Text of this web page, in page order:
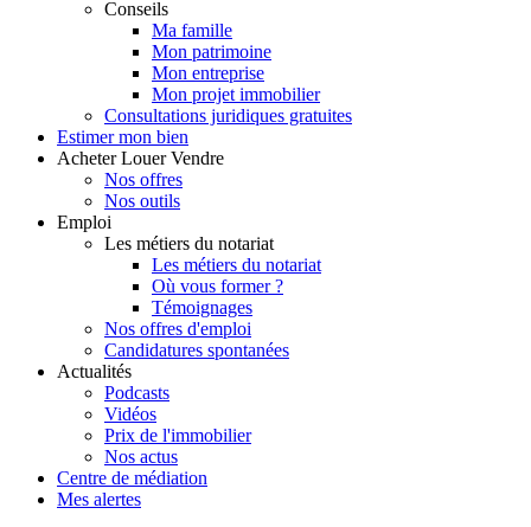
Conseils
Ma famille
Mon patrimoine
Mon entreprise
Mon projet immobilier
Consultations juridiques gratuites
Estimer mon bien
Acheter Louer Vendre
Nos offres
Nos outils
Emploi
Les métiers du notariat
Les métiers du notariat
Où vous former ?
Témoignages
Nos offres d'emploi
Candidatures spontanées
Actualités
Podcasts
Vidéos
Prix de l'immobilier
Nos actus
Centre de médiation
Mes alertes